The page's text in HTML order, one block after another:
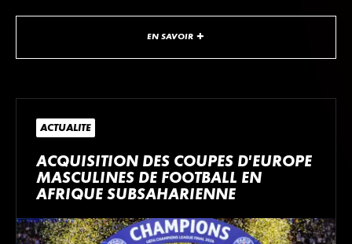
EN SAVOIR +
ACTUALITÉ
ACQUISITION DES COUPES D'EUROPE
MASCULINES DE FOOTBALL EN
AFRIQUE SUBSAHARIENNE